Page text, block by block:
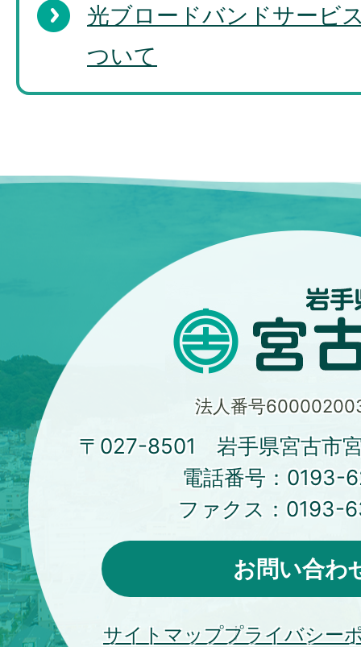
光ブロードバンドサービ
ついて
法人番号
〒027-8501 岩手県宮古市
電話番号： 0193-
ファクス： 0193-
お問い合わ
サイトマッププライバシー